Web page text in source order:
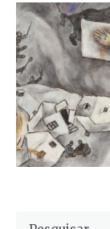
Pesquisar